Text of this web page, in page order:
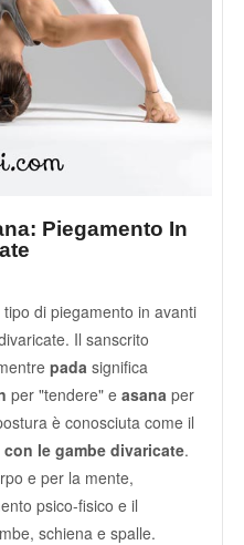
Piegamento In
tipo di piegamento in avanti
Il sanscrito
pada significa
per "tendere" e asana per
è conosciuta come il
le gambe divaricate.
e per la mente,
psico-fisico e il
schiena e spalle.